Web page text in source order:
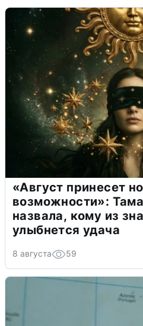
«Август принесет
возможности»:
назвала, кому из
улыбнется удача
8 августа 59